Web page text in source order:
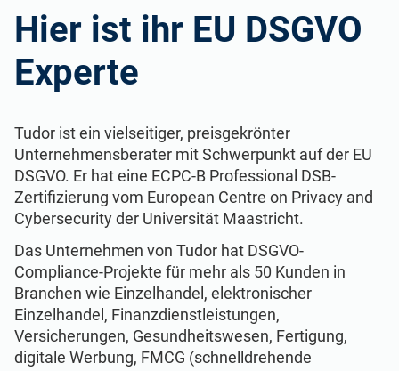
Hier ist ihr EU DSGVO
Experte
Tudor ist ein vielseitiger, preisgekrönter
Unternehmensberater mit Schwerpunkt auf der EU
DSGVO. Er hat eine ECPC-B Professional DSB-
Zertifizierung vom European Centre on Privacy and
Cybersecurity der Universität Maastricht.
Das Unternehmen von Tudor hat DSGVO-
Compliance-Projekte für mehr als 50 Kunden in
Branchen wie Einzelhandel, elektronischer
Einzelhandel, Finanzdienstleistungen,
Versicherungen, Gesundheitswesen, Fertigung,
digitale Werbung, FMCG (schnelldrehende